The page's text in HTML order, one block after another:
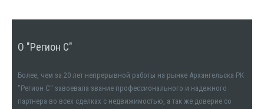
О "Регион С"
Более, чем за 20 лет непрерывной работы на рынке Архангельска РК
"Регион С" завоевала звание профессионального и надежного
партнера во всех сделках с недвижимостью, а так же доверие со